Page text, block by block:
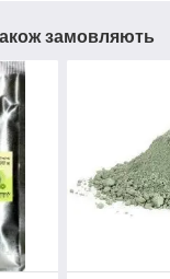
замовляють